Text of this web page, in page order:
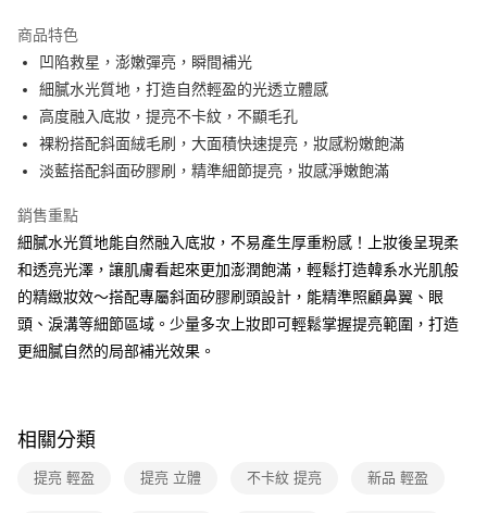
Apple Pay
悠遊付
Google Pay
全盈+PAY
AFTEE先享後付
相關說明
【關於「AFTEE先享後付」】
AFTEE先享後付是「在收到商品之後才付款」的支付方式。 讓您購物簡單
便利好安心！
１．簡單：不需註冊會員、不需綁卡、不需儲值。
２．便利：只要手機號碼，簡訊認證，即可結帳。
結帳頁面，進行簡訊認證並確認金額後，即可完成結帳。
３．收到繳費通知簡訊後14天內，點擊此簡訊中的連結，可透過四大超商／
付款後全家取貨
每筆NT$80，滿NT$599(含以上)免運費
商品特色
凹陷救星，澎嫩彈亮，瞬間補光
細膩水光質地，打造自然輕盈的光透立體感
高度融入底妝，提亮不卡紋，不顯毛孔
裸粉搭配斜面絨毛刷，大面積快速提亮，妝感粉嫩飽滿
淡藍搭配斜面矽膠刷，精準細節提亮，妝感淨嫩飽滿
銷售重點
細膩水光質地能自然融入底妝，不易產生厚重粉感！上妝後呈現柔
和透亮光澤，讓肌膚看起來更加澎潤飽滿，輕鬆打造韓系水光肌般
的精緻妝效～搭配專屬斜面矽膠刷頭設計，能精準照顧鼻翼、眼
頭、淚溝等細節區域。少量多次上妝即可輕鬆掌握提亮範圍，打造
更細膩自然的局部補光效果。
相關分類
提亮 輕盈 提亮 立體 不卡紋 提亮 新品 輕盈